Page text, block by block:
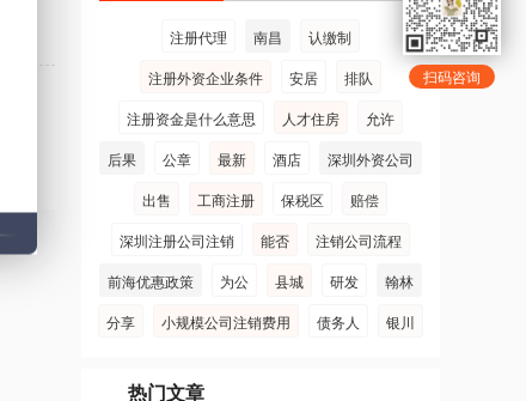
注册代理 南昌
认缴制
注册外资企业条件
安居
排队
注册资金是什么意思
人才住房
允许
后果
公章 最新 酒店
深圳外资公司
出售
工商注册 保税区
赔偿
深圳注册公司注销
能否
注销公司流程
前海优惠政策
为公 县城 研发
翰林
分享
小规模公司注销费用 债务人 银川
热门文章
扫码咨询